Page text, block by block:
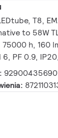
T8,
to 58W
h, 160
6, PF 0.9,